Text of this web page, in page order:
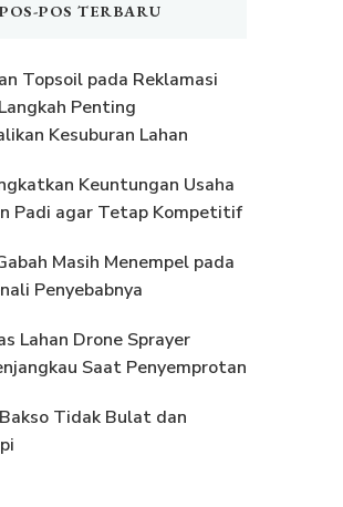
POS-POS TERBARU
Topsoil pada Reklamasi
Penting
Kesuburan Lahan
Keuntungan Usaha
Padi agar Tetap Kompetitif
Masih Menempel pada
Penyebabnya
Lahan Drone Sprayer
Saat Penyemprotan
Tidak Bulat dan